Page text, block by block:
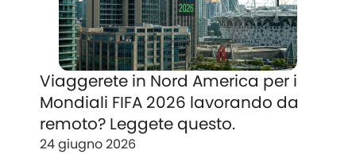
Viaggerete in Nord America per i
Mondiali FIFA 2026 lavorando da
remoto? Leggete questo.
24 giugno 2026